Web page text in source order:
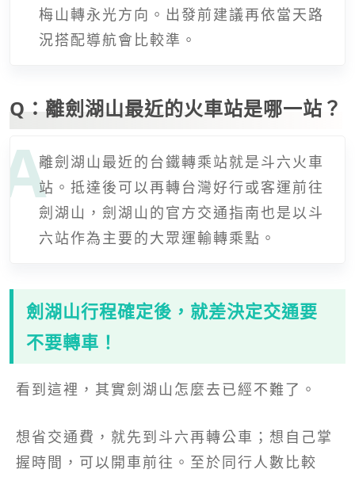
梅山轉永光方向。出發前建議再依當天路
況搭配導航會比較準。
Q：離劍湖山最近的火車站是哪一站？
離劍湖山最近的台鐵轉乘站就是斗六火車
站。抵達後可以再轉台灣好行或客運前往
劍湖山，劍湖山的官方交通指南也是以斗
六站作為主要的大眾運輸轉乘點。
劍湖山行程確定後，就差決定交通要
不要轉車！
看到這裡，其實劍湖山怎麼去已經不難了。
想省交通費，就先到斗六再轉公車；想自己掌
握時間，可以開車前往。至於同行人數比較